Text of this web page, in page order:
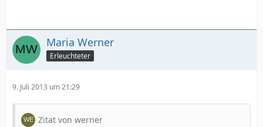
Maria Werner
Erleuchteter
9. Juli 2013 um 21:29
Zitat von werner